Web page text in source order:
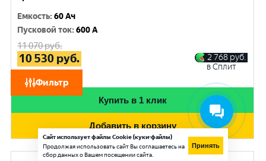
Фильтр
Емкость:60 Ач
Пусковой ток:600 A
11 070руб.
10 530 руб.
при обмене
2 768 руб.
в Сплит
Купить в 1 клик
Добавить в корзину
Сайт использует файлы Cookie (куки-файлы)
Продолжая использовать сайт Вы соглашаетесь на
сбор данных о Вашем посещении сайта.
Принять